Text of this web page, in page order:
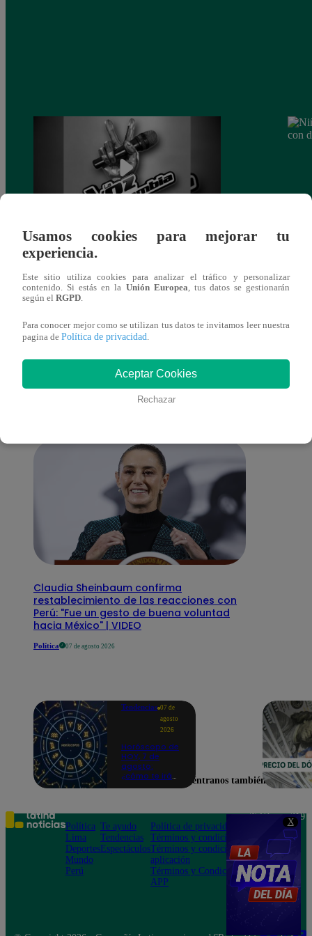
X
Muere exparticipante de La Voz Colombia
tras denunciar negligencia médica
También te puede
interesar
Claudia Sheinbaum confirma
restablecimiento de las reacciones con
Perú: "Fue un gesto de buena voluntad
hacia México" | VIDEO
Política 07 de agosto 2026
Tendencias 07 de
agosto
2026
Horóscopo de
HOY, 7 de
agosto:
¿cómo te irá
Usamos cookies para mejorar tu
experiencia.
Este sitio utiliza cookies para analizar el tráfico y personalizar
contenido. Si estás en la Unión Europea, tus datos se gestionarán
según el RGPD.
Para conocer mejor como se utilizan tus datos te invitamos leer nuestra
pagina de Política de privacidad.
Aceptar Cookies
Rechazar
Encuéntranos también en
Política
Lima
Deportes
Mundo
Perú
Te ayudo
Tendencias
Espectáculos
Política de privacidad
Términos y condiciones
Términos y condiciones
aplicación
Términos y Condiciones
APP
Teléfono: 219
Av. San
Felipe 968
Jesús María